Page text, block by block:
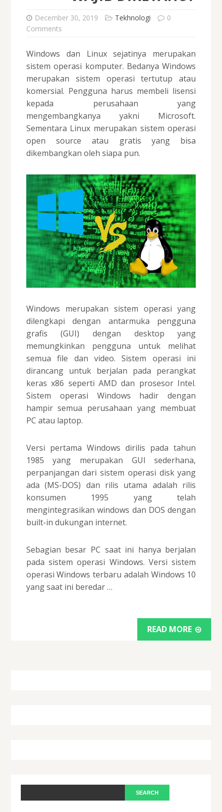
December 30, 2019 Tekhnologi
0
Comments
Windows dan Linux sejatinya merupakan
sistem operasi komputer. Bedanya Windows
merupakan sistem operasi tertutup atau
komersial. Pengguna harus membeli lisensi
kepada perusahaan yang
mengembangkanya yakni Microsoft.
Sementara Linux merupakan sistem operasi
open source atau gratis yang bisa
dikembangkan oleh siapa pun.
Windows merupakan sistem operasi yang
dilengkapi dengan antarmuka pengguna
grafis (GUI) dengan desktop yang
memungkinkan pengguna untuk melihat
semua file dan video. Sistem operasi ini
dirancang untuk berjalan pada perangkat
keras x86 seperti AMD dan prosesor Intel.
Sistem operasi Windows hadir dengan
hampir semua perusahaan yang membuat
PC atau laptop.
Versi pertama Windows dirilis pada tahun
1985 yang merupakan GUI sederhana,
perpanjangan dari sistem operasi disk yang
ada (MS-DOS) dan rilis utama adalah rilis
konsumen 1995 yang telah
mengintegrasikan windows dan DOS dengan
built-in dukungan internet.
Sebagian besar PC saat ini hanya berjalan
pada sistem operasi Windows. Versi sistem
operasi Windows terbaru adalah Windows 10
yang saat ini beredar …
READ MORE